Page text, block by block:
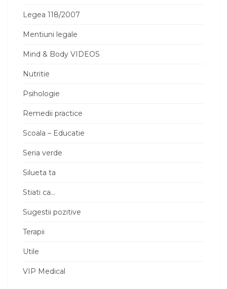
Legea 118/2007
Mentiuni legale
Mind & Body VIDEOS
Nutritie
Psihologie
Remedii practice
Scoala – Educatie
Seria verde
Silueta ta
Stiati ca…
Sugestii pozitive
Terapii
Utile
VIP Medical